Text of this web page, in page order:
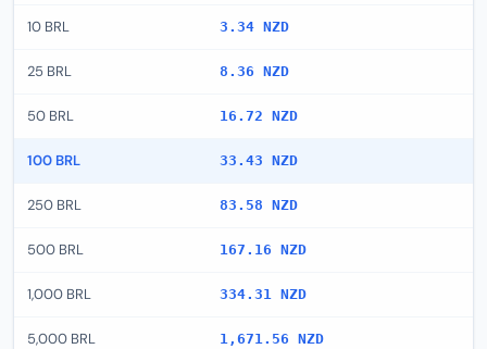
10 BRL 3.34 NZD
25 BRL 8.36 NZD
50 BRL 16.72 NZD
100 BRL 33.43 NZD
250 BRL 83.58 NZD
500 BRL 167.16 NZD
1,000 BRL 334.31 NZD
5,000 BRL 1,671.56 NZD